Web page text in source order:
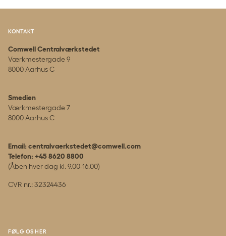
KONTAKT
Comwell Centralværkstedet
Værkmestergade 9
8000 Aarhus C
Smedien
Værkmestergade 7
8000 Aarhus C
Email: centralvaerkstedet@comwell.com
Telefon: +45 8620 8800
(Åben hver dag kl. 9.00-16.00)
CVR nr.: 32324436
FØLG OS HER